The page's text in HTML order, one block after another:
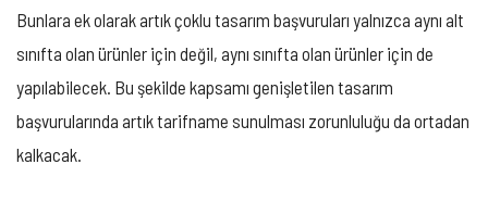
Bunlara ek olarak artık çoklu tasarım başvuruları yalnızca aynı alt
sınıfta olan ürünler için değil, aynı sınıfta olan ürünler için de
yapılabilecek. Bu şekilde kapsamı genişletilen tasarım
başvurularında artık tarifname sunulması zorunluluğu da ortadan
kalkacak.